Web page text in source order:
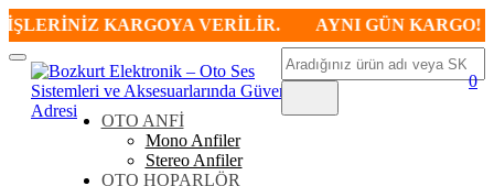
KARGOYA VERİLİR. AYNI GÜN KARGO!
Mobil
Menü
Ara
0
OTO ANFİ
Mono Anfiler
Stereo Anfiler
OTO HOPARLÖR